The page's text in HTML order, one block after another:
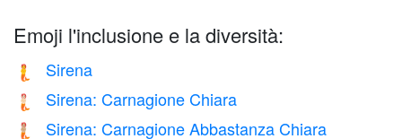
Emoji l'inclusione e la diversità:
🧜 Sirena
🧜🏻 Sirena: Carnagione Chiara
🧜🏼 Sirena: Carnagione Abbastanza Chiara